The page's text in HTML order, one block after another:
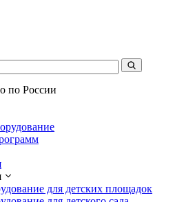
по России
для детских площадок